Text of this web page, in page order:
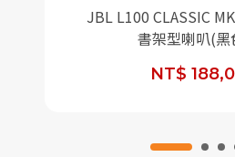
JBL L100 CLASSIC
書架型喇叭(
NT$